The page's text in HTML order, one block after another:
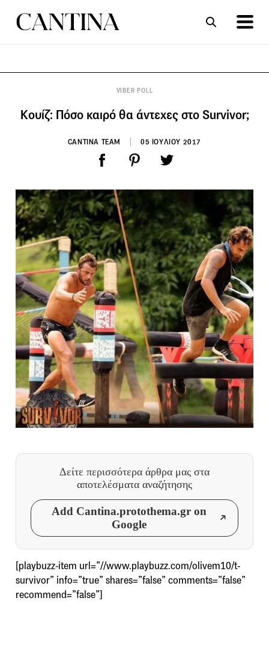
VIBER POLL
Κουίζ: Πόσο καιρό θα άντεχες στο Survivor;
CANTINA TEAM 05 ΙΟΥΛΙΟΥ 2017
Δείτε περισσότερα άρθρα μας στα
αποτελέσματα αναζήτησης
Add Cantina.protothema.gr on
Google
[playbuzz-item url=”//www.playbuzz.com/olivem10/t-
survivor” info=”true” shares=”false” comments=”false”
recommend=”false”]